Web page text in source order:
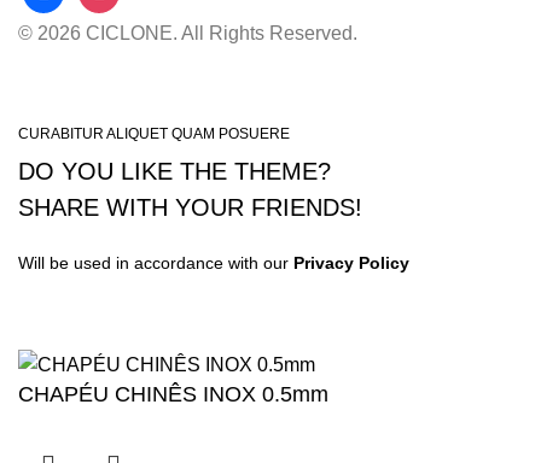
© 2026 CICLONE. All Rights Reserved.
CURABITUR ALIQUET QUAM POSUERE
DO YOU LIKE THE THEME?
SHARE WITH YOUR FRIENDS!
Will be used in accordance with our Privacy Policy
CHAPÉU CHINÊS INOX 0.5mm